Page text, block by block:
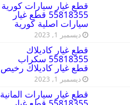
قطع غيار سيارات كورية
55818355 قطع غيار
سيارات اصلية كورية
ديسمبر 1, 2023
قطع غيار كاديلاك
55818355 سكراب
قطع غيار كاديلاك رخيص
ديسمبر 1, 2023
قطع غيار سيارات المانية